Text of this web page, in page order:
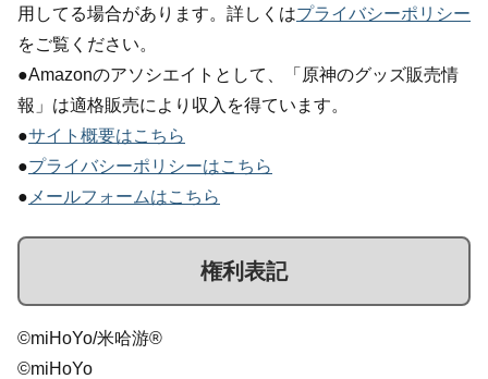
用してる場合があります。詳しくはプライバシーポリシー
をご覧ください。
●Amazonのアソシエイトとして、「原神のグッズ販売情
報」は適格販売により収入を得ています。
●サイト概要はこちら
●プライバシーポリシーはこちら
● メールフォームはこちら
権利表記
©miHoYo/米哈游®
©miHoYo